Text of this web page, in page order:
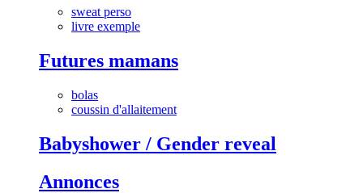
sweat perso
livre exemple
Futures mamans
bolas
coussin d'allaitement
Babyshower / Gender reveal
Annonces